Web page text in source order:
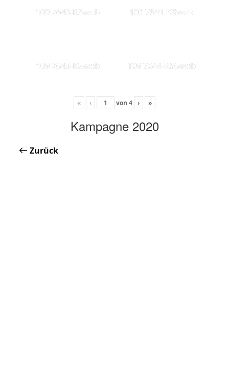
109 7640-KSweb 109 7641-KSweb
109 7643-KSweb 109 7644-KS6web
« ‹ von 4 › »
Kampagne 2020
Zurück